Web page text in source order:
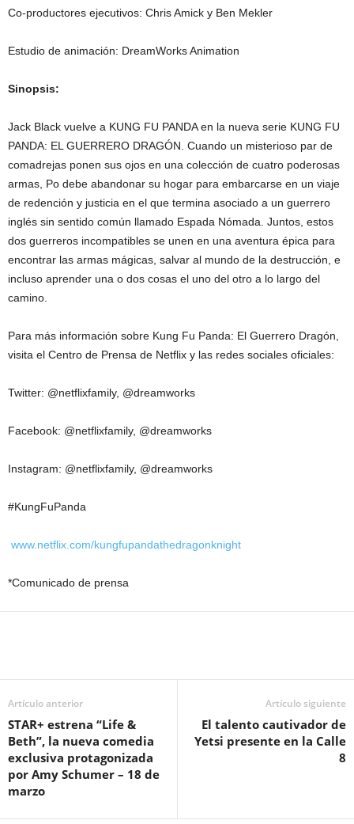
Co-productores ejecutivos: Chris Amick y Ben Mekler
Estudio de animación: DreamWorks Animation
Sinopsis:
Jack Black vuelve a KUNG FU PANDA en la nueva serie KUNG FU
PANDA: EL GUERRERO DRAGÓN. Cuando un misterioso par de
comadrejas ponen sus ojos en una colección de cuatro poderosas
armas, Po debe abandonar su hogar para embarcarse en un viaje
de redención y justicia en el que termina asociado a un guerrero
inglés sin sentido común llamado Espada Nómada. Juntos, estos
dos guerreros incompatibles se unen en una aventura épica para
encontrar las armas mágicas, salvar al mundo de la destrucción, e
incluso aprender una o dos cosas el uno del otro a lo largo del
camino.
Para más información sobre Kung Fu Panda: El Guerrero Dragón,
visita el Centro de Prensa de Netflix y las redes sociales oficiales:
Twitter: @netflixfamily, @dreamworks
Facebook: @netflixfamily, @dreamworks
Instagram: @netflixfamily, @dreamworks
#KungFuPanda
www.netflix.com/kungfupandathedragonknight
*Comunicado de prensa
Artículo anterior
STAR+ estrena “Life &
Beth”, la nueva comedia
exclusiva protagonizada
por Amy Schumer – 18 de
marzo
Artículo siguiente
El talento cautivador de
Yetsi presente en la Calle
8